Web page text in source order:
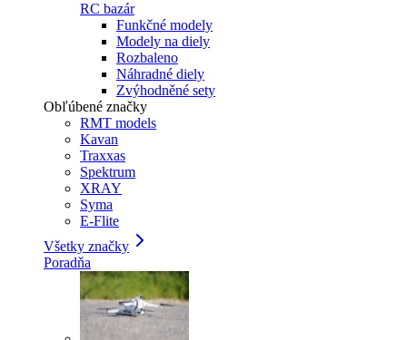
RC bazár
Funkčné modely
Modely na diely
Rozbaleno
Náhradné diely
Zvýhodněné sety
Obľúbené značky
RMT models
Kavan
Traxxas
Spektrum
XRAY
Syma
E-Flite
Všetky značky
Poradňa